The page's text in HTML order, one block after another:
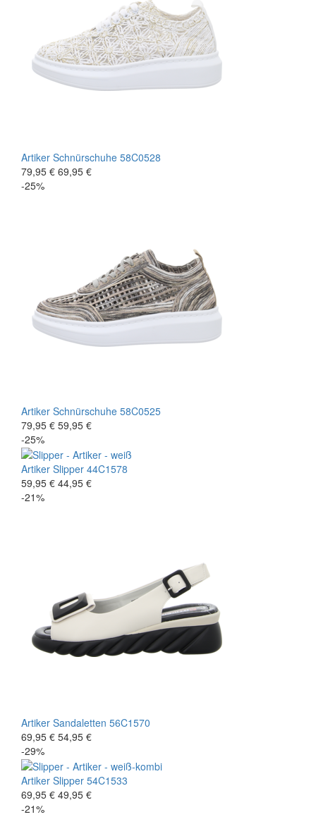
Artiker Schnürschuhe 58C0528
79,95 € 69,95 €
-25%
Artiker Schnürschuhe 58C0525
79,95 € 59,95 €
-25%
Artiker Slipper 44C1578
59,95 € 44,95 €
-21%
Artiker Sandaletten 56C1570
69,95 € 54,95 €
-29%
Artiker Slipper 54C1533
69,95 € 49,95 €
-21%